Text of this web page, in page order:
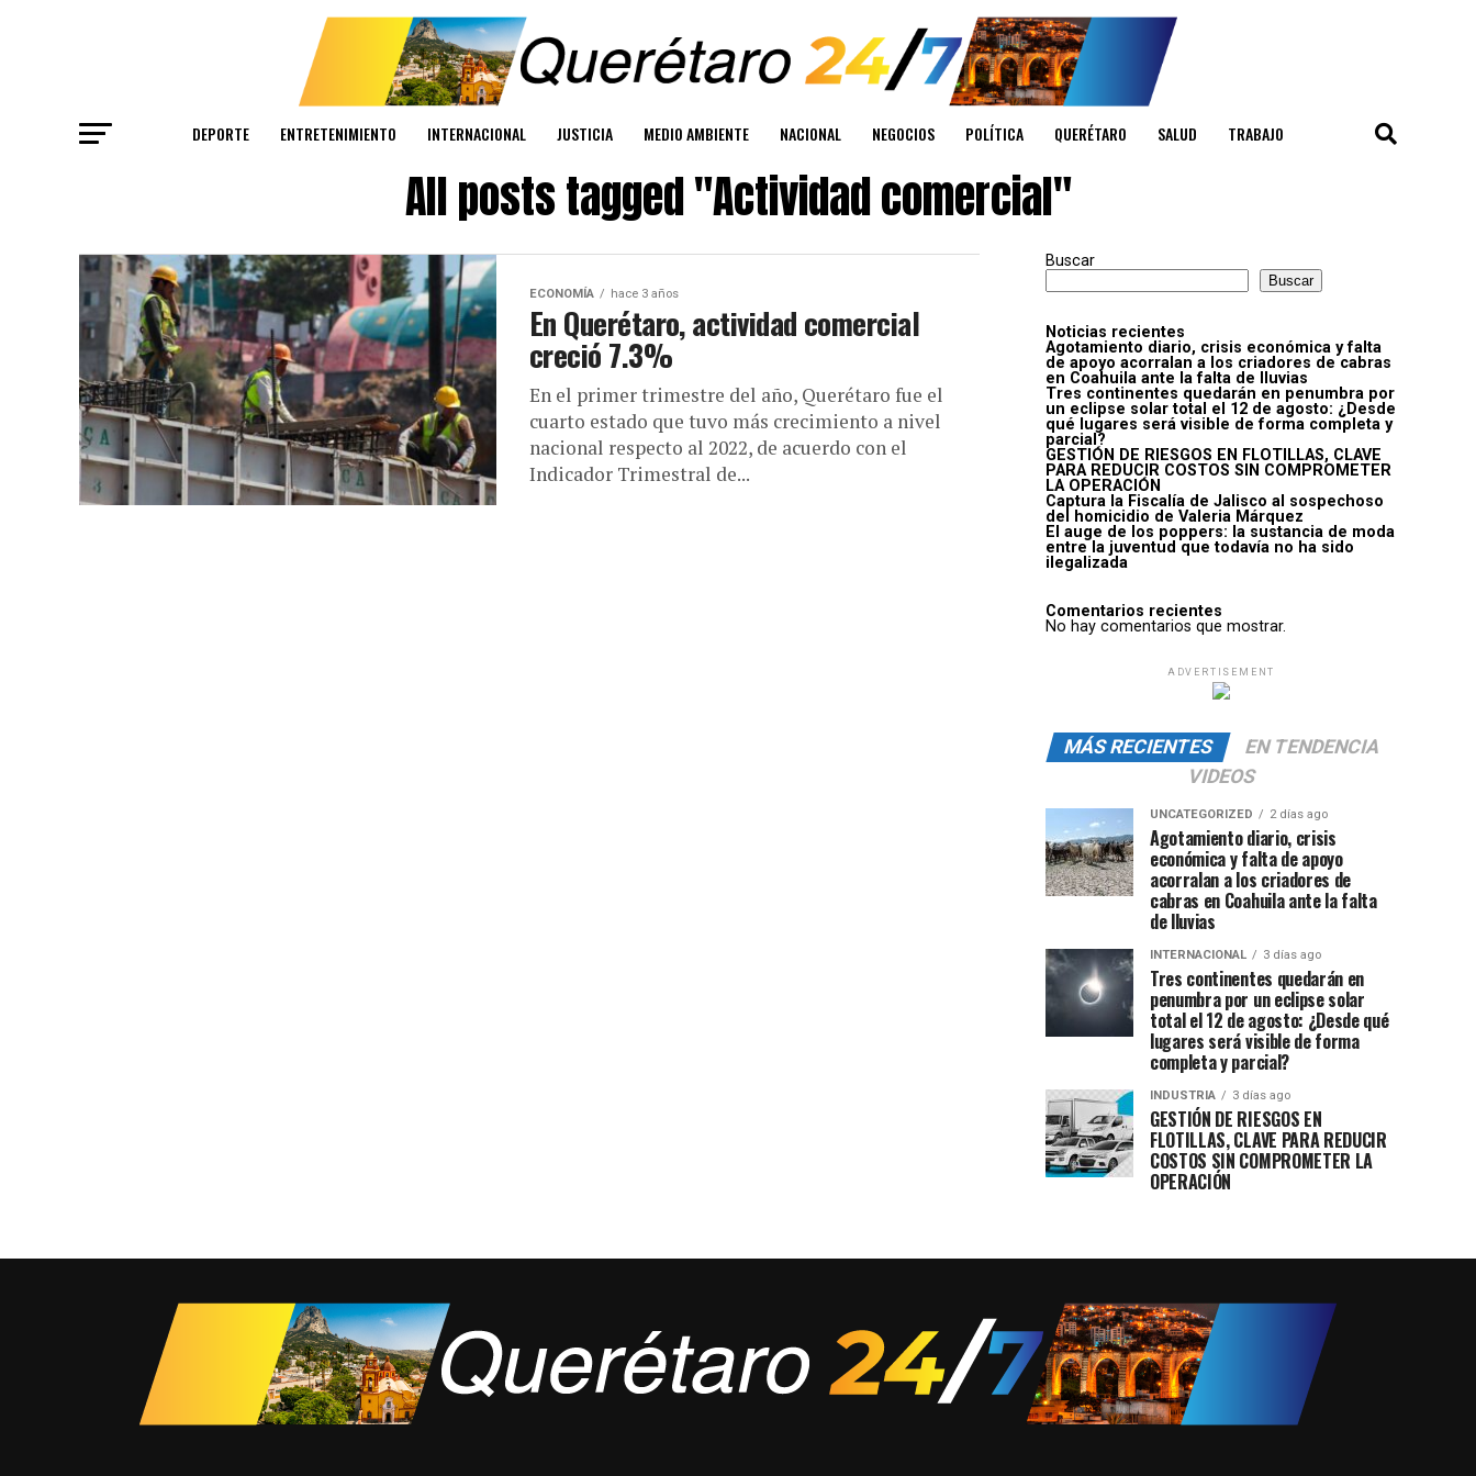
DEPORTE ENTRETENIMIENTO INTERNACIONAL JUSTICIA MEDIO AMBIENTE NACIONAL NEGOCIOS POLÍTICA QUERÉTARO SALUD TRABAJO
All posts tagged "Actividad comercial"
ECONOMÍA hace 3 años
En Querétaro, actividad comercial
creció 7.3%
En el primer trimestre del año, Querétaro fue el
cuarto estado que tuvo más crecimiento a nivel
nacional respecto al 2022, de acuerdo con el
Indicador Trimestral de...
Buscar
Buscar
Noticias recientes
Agotamiento diario, crisis económica y falta
de apoyo acorralan a los criadores de cabras
en Coahuila ante la falta de lluvias
Tres continentes quedarán en penumbra por
un eclipse solar total el 12 de agosto: ¿Desde
qué lugares será visible de forma completa y
parcial?
GESTIÓN DE RIESGOS EN FLOTILLAS, CLAVE
PARA REDUCIR COSTOS SIN COMPROMETER
LA OPERACIÓN
Captura la Fiscalía de Jalisco al sospechoso
del homicidio de Valeria Márquez
El auge de los poppers: la sustancia de moda
entre la juventud que todavía no ha sido
ilegalizada
Comentarios recientes
No hay comentarios que mostrar.
ADVERTISEMENT
MÁS RECIENTES
EN TENDENCIA
VIDEOS
UNCATEGORIZED 2 días ago
Agotamiento diario, crisis
económica y falta de apoyo
acorralan a los criadores de
cabras en Coahuila ante la falta
de lluvias
INTERNACIONAL 3 días ago
Tres continentes quedarán en
penumbra por un eclipse solar
total el 12 de agosto: ¿Desde qué
lugares será visible de forma
completa y parcial?
INDUSTRIA 3 días ago
GESTIÓN DE RIESGOS EN
FLOTILLAS, CLAVE PARA REDUCIR
COSTOS SIN COMPROMETER LA
OPERACIÓN